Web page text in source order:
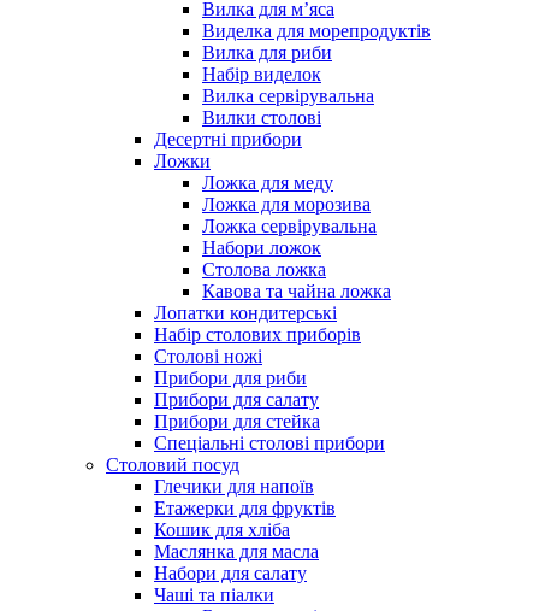
Вилка для м’яса
Виделка для морепродуктів
Вилка для риби
Набір виделок
Вилка сервірувальна
Вилки столові
Десертні прибори
Ложки
Ложка для меду
Ложка для морозива
Ложка сервірувальна
Набори ложок
Столова ложка
Кавова та чайна ложка
Лопатки кондитерські
Набір столових приборів
Столові ножі
Прибори для риби
Прибори для салату
Прибори для стейка
Спеціальні столові прибори
Столовий посуд
Глечики для напоїв
Етажерки для фруктів
Кошик для хліба
Маслянка для масла
Набори для салату
Чаші та піалки